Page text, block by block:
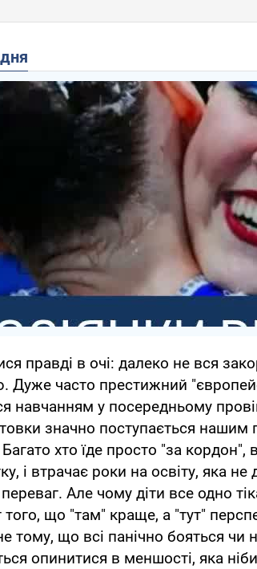
дня
правді в очі: далеко не вся
​Дуже часто престижний
навчанням у посередньому
значно поступається нашим
хто їде просто "за кордон",
і втрачає роки на освіту, яка
​Але чому діти все одно
того, що "там" краще, а "тут"
тому, що всі панічно бояться чи
опинитися в меншості, яка